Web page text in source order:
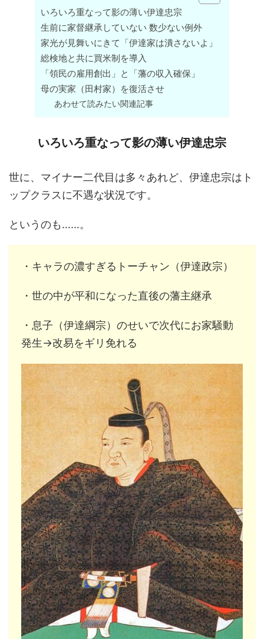
いろいろ重なって影の薄い伊達忠宗
生前に家督継承していない 数少ない例外
家光が見舞いにきて「伊達家は潰さないよ」
総検地と共に買米制を導入
「領民の雇用創出」と「藩の収入確保」
母の実家（田村家）を復活させ
あわせて読みたい関連記事
いろいろ重なって影の薄い伊達忠宗
世に、マイナー二代目は多々あれど、伊達忠宗はト
ップクラスに不遇な状況です。
というのも……。
・キャラの濃すぎるトーチャン（伊達政宗）
・世の中が平和になった直後の藩主継承
・息子（伊達綱宗）のせいで次代にお家騒動
発生→改易をギリ免れる